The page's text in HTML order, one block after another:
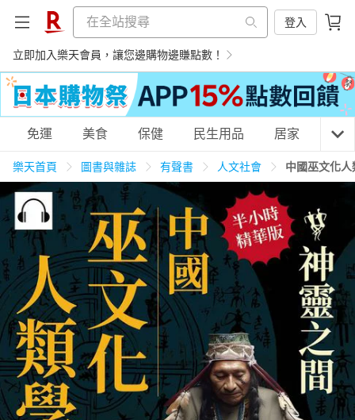
登入
立即加入樂天會員，讓您邊購物邊賺點數！
購物網分類
天天免運 美食蛋糕 養生保健 民生用品
居家生活 3C家電 運動休閒 親子玩具
女裝 男裝 化妝保養 情趣用品
日本購物 電子/紙本書
免運 美食 保健 民生用品 居家 3C
樂天首頁 圖書與雜誌 有聲書 人文社會 中國巫文化